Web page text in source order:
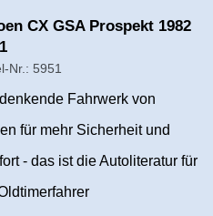
CX GSA Prospekt 1982
Nr.: 5951
Fahrwerk von
für mehr Sicherheit und
- das ist die Autoliteratur für